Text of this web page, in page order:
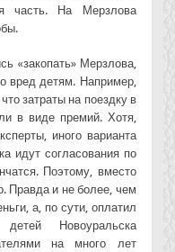
часть. На Мерзлова
«закопать» Мерзлова,
вред детям. Например,
затраты на поездку в
в виде премий. Хотя,
иного варианта
идут согласования по
Поэтому, вместо
Правда и не более, чем
а, по сути, оплатил
Новоуральска
на много лет